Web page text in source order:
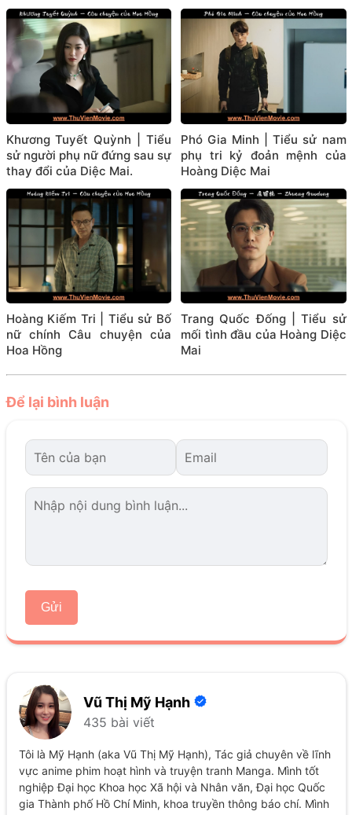
Vũ Thị Mỹ Hạnh
435 bài viết
Tôi là Mỹ Hạnh (aka Vũ Thị Mỹ Hạnh), Tác giả chuyên về lĩnh
vực anime phim hoạt hình và truyện tranh Manga. Mình tốt
nghiệp Đại học Khoa học Xã hội và Nhân văn, Đại học Quốc
gia Thành phố Hồ Chí Minh, khoa truyền thông báo chí. Mình
Khương Tuyết Quỳnh | Tiểu
sử người phụ nữ đứng sau sự
thay đổi của Diệc Mai.
Phó Gia Minh | Tiểu sử nam
phụ tri kỷ đoản mệnh của
Hoàng Diệc Mai
Hoàng Kiếm Tri | Tiểu sử Bố
nữ chính Câu chuyện của
Hoa Hồng
Trang Quốc Đống | Tiểu sử
mối tình đầu của Hoàng Diệc
Mai
Để lại bình luận
Gửi